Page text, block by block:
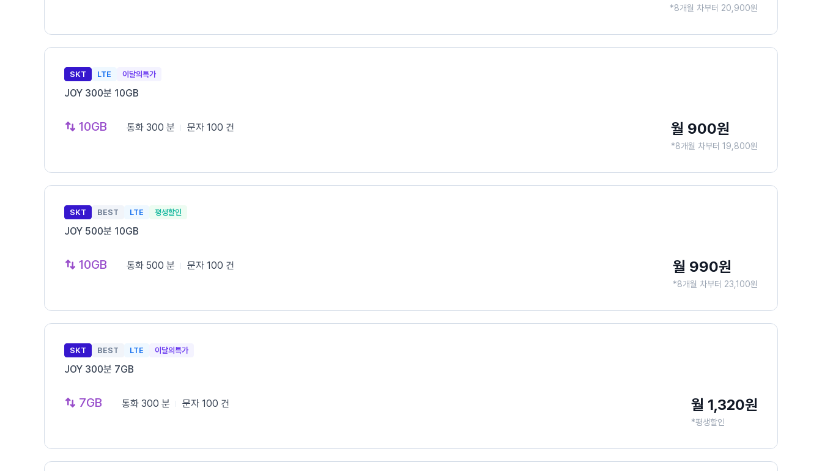
*8개월 차부터 20,900원
SKT LTE 이달의특가
JOY 300분 10GB
10GB 통화 300 분 문자 100 건 월 900원
*8개월 차부터 19,800원
SKT BEST LTE 평생할인
JOY 500분 10GB
10GB 통화 500 분 문자 100 건 월 990원
*8개월 차부터 23,100원
SKT BEST LTE 이달의특가
JOY 300분 7GB
7GB 통화 300 분 문자 100 건 월 1,320원
*평생할인